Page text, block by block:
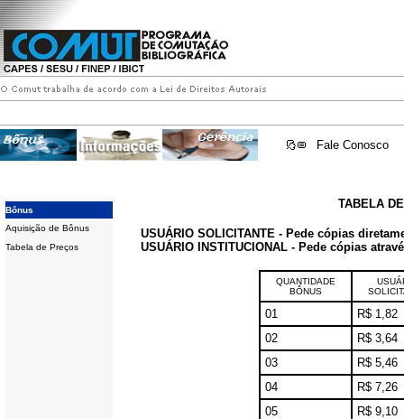
Fale Conosco
Bônus
Aquisição de Bônus
Tabela de Preços
TABELA
USUÁRIO SOLICITANTE - Pede cópias
USUÁRIO INSTITUCIONAL - Pede cópias
QUANTIDADE
BÔNUS
01
R$ 1,82
02
R$ 3,64
03
R$ 5,46
04
R$ 7,26
05
R$ 9,10